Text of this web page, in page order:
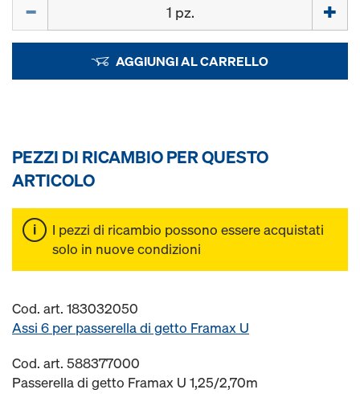
AGGIUNGI AL CARRELLO
PEZZI DI RICAMBIO PER QUESTO
ARTICOLO
I pezzi di ricambio possono essere acquistati
solo in nuove condizioni
Cod. art. 183032050
Assi 6 per passerella di getto Framax U
Cod. art. 588377000
Passerella di getto Framax U 1,25/2,70m